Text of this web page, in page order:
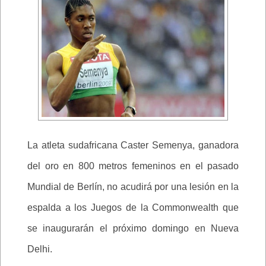
La atleta sudafricana Caster Semenya, ganadora
del oro en 800 metros femeninos en el pasado
Mundial de Berlín, no acudirá por una lesión en la
espalda a los Juegos de la Commonwealth que
se inaugurarán el próximo domingo en Nueva
Delhi.